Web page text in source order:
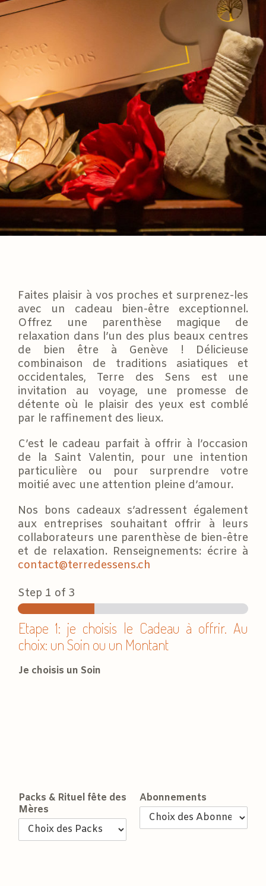
Faites plaisir à vos proches et surprenez-les
avec un cadeau bien-être exceptionnel.
Offrez une parenthèse magique de
relaxation dans l’un des plus beaux centres
de bien être à Genève ! Délicieuse
combinaison de traditions asiatiques et
occidentales, Terre des Sens est une
invitation au voyage, une promesse de
détente où le plaisir des yeux est comblé
par le raffinement des lieux.
C’est le cadeau parfait à offrir à l’occasion
de la Saint Valentin, pour une intention
particulière ou pour surprendre votre
moitié avec une attention pleine d’amour.
Nos bons cadeaux s’adressent également
aux entreprises souhaitant offrir à leurs
collaborateurs une parenthèse de bien-être
et de relaxation. Renseignements: écrire à
contact@terredessens.ch
Step 1 of 3
Etape 1: je choisis le Cadeau à offrir. Au
choix: un Soin ou un Montant
Je choisis un Soin
Packs & Rituel fête des
Mères
Abonnements